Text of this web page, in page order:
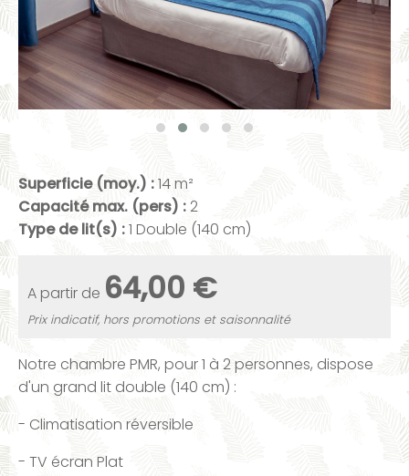
Superficie (moy.) :14 m²
Capacité max. (pers) : 2
Type de lit(s) :1 Double (140 cm)
A partir de 64,00 €
Prix indicatif, hors promotions et saisonnalité
Notre chambre PMR, pour 1 à 2 personnes, dispose
d'un grand lit double (140 cm) :
- Climatisation réversible
- TV écran Plat